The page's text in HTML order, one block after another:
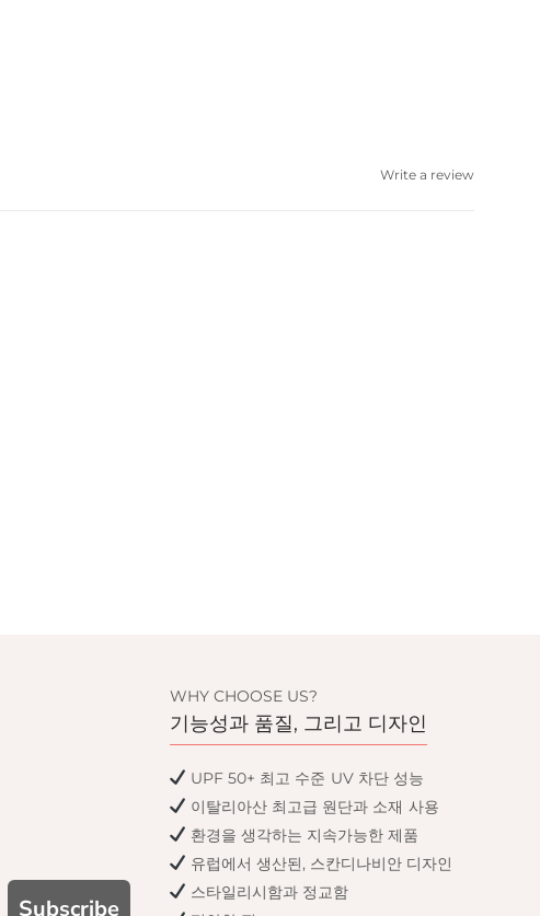
Write a review
Subscribe
WHY CHOOSE US?
기능성과 품질, 그리고 디자인
UPF 50+ 최고 수준 UV 차단 성능
이탈리아산 최고급 원단과 소재 사용
환경을 생각하는 지속가능한 제품
유럽에서 생산된, 스칸디나비안 디자인
스타일리시함과 정교함